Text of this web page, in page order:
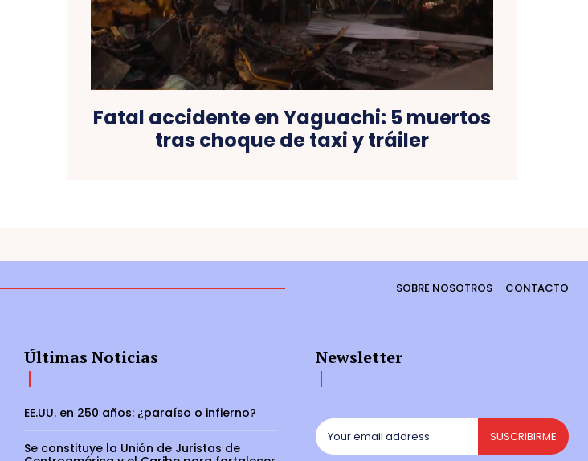
Fatal accidente en Yaguachi: 5 muertos
tras choque de taxi y tráiler
SOBRE NOSOTROS CONTACTO
Últimas Noticias
EE.UU. en 250 años: ¿paraíso o infierno?
Se constituye la Unión de Juristas de
Newsletter
SUSCRIBIRME